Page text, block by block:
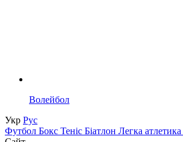
Волейбол
Укр Рус
Футбол Бокс Теніс Біатлон Легка атлетика